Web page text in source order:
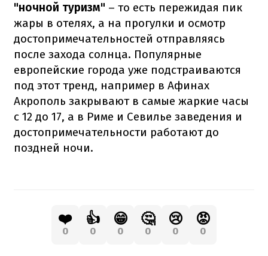
"ночной туризм" – то есть пережидая пик
жары в отелях, а на прогулки и осмотр
достопримечательностей отправляясь
после захода солнца. Популярные
европейские города уже подстраиваются
под этот тренд, например в Афинах
Акрополь закрывают в самые жаркие часы
с 12 до 17, а в Риме и Севилье заведения и
достопримечательности работают до
поздней ночи.
❤️
0
👍
0
😁
0
🤔
0
😢
0
😡
0